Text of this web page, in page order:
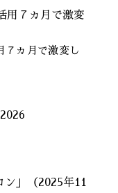
７ヵ月で激変し